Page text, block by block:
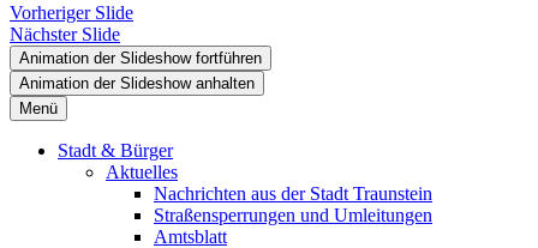
Vorheriger Slide
Nächster Slide
Animation der Slideshow fortführen
Animation der Slideshow anhalten
Menü
Stadt & Bürger
Aktuelles
Nachrichten aus der Stadt Traunstein
Straßensperrungen und Umleitungen
Amtsblatt